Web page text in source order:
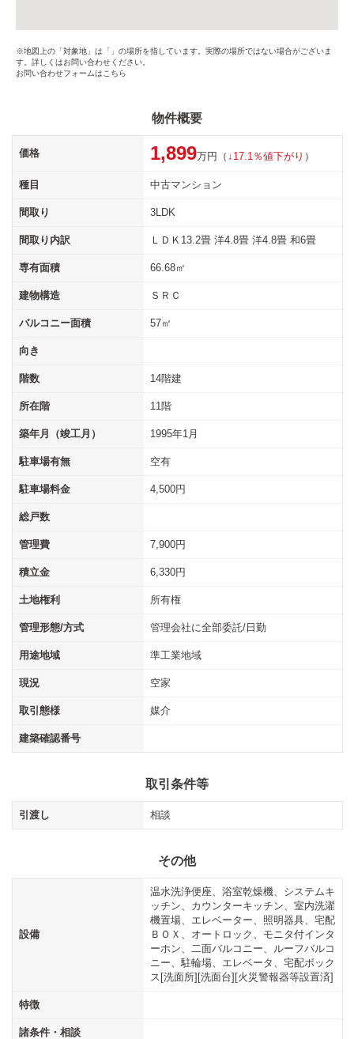
※地図上の「対象地」は「」の場所を指しています。実際の場所ではない場合がございま
す。詳しくはお問い合わせください。
お問い合わせフォームはこちら
物件概要
価格 1,899万円（ ↓17.1％値下がり ）
種目 中古マンション
間取り 3LDK
間取り内訳 ＬＤＫ13.2畳 洋4.8畳 洋4.8畳 和6畳
専有面積 66.68㎡
建物構造 ＳＲＣ
バルコニー面積 57㎡
向き
階数 14階建
所在階 11階
築年月（竣工月） 1995年1月
駐車場有無 空有
駐車場料金 4,500円
総戸数
管理費 7,900円
積立金 6,330円
土地権利 所有権
管理形態/方式 管理会社に全部委託/日勤
用途地域 準工業地域
現況 空家
取引態様 媒介
建築確認番号
取引条件等
引渡し 相談
その他
設備
温水洗浄便座、浴室乾燥機、システムキ
ッチン、カウンターキッチン、室内洗濯
機置場、エレベーター、照明器具、宅配
ＢＯＸ、オートロック、モニタ付インタ
ーホン、二面バルコニー、ルーフバルコ
ニー、駐輪場、エレベータ、宅配ボック
ス[洗面所][洗面台][火災警報器等設置済]
特徴
諸条件・相談